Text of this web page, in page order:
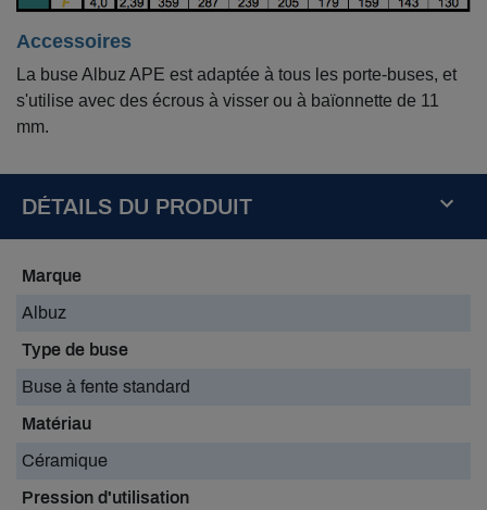
Accessoires
La buse Albuz APE est adaptée à tous les porte-buses, et
s'utilise avec des écrous à visser ou à baïonnette de 11
mm.
DÉTAILS DU PRODUIT
Marque
Albuz
Type de buse
Buse à fente standard
Matériau
Céramique
Pression d'utilisation